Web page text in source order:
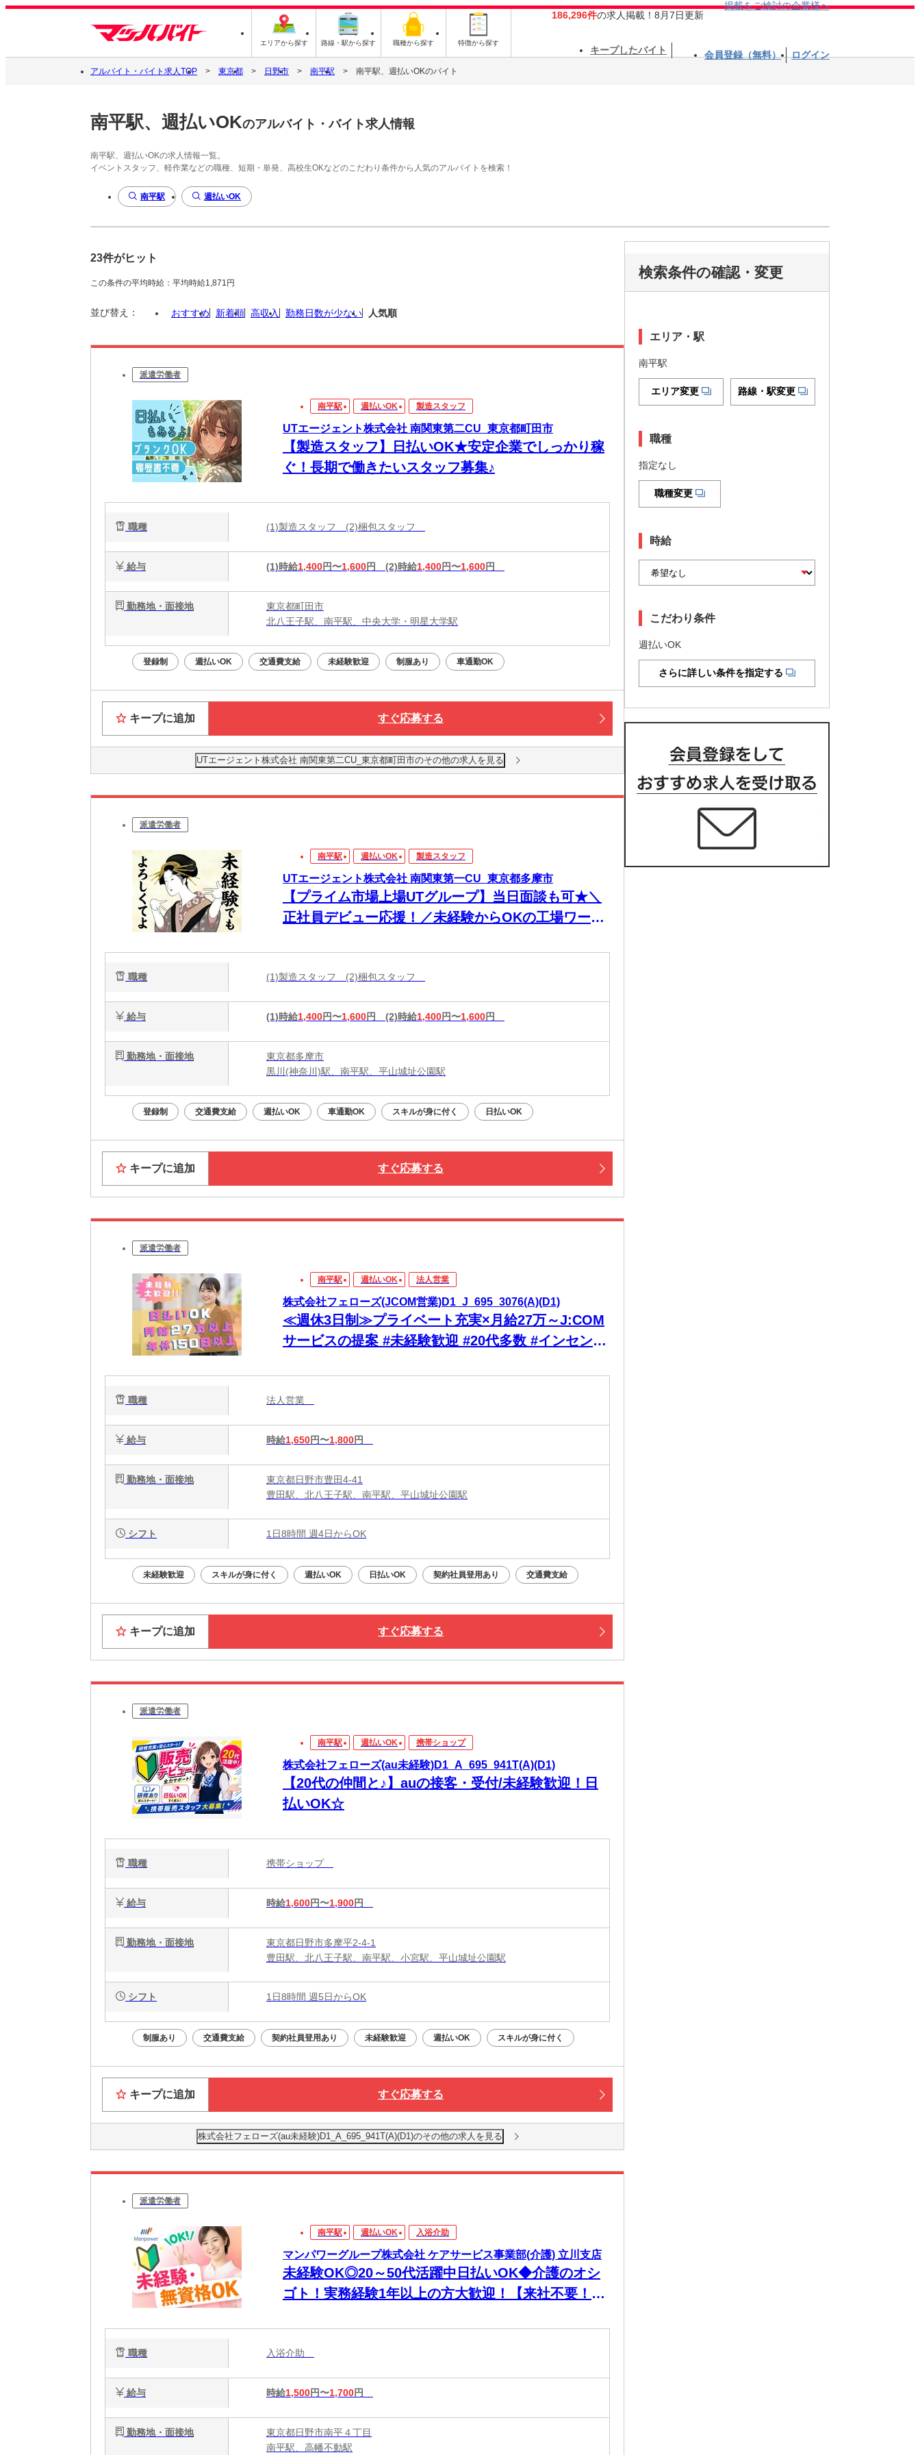
エリアから探す 路線・駅から探す 職種から探す 特徴から探す
186,296件の求人掲載！8月7日更新
掲載をご検討の企業様へ
キープしたバイト 会員登録（無料） ログイン
アルバイト・バイト求人TOP 東京都 日野市 南平駅 南平駅、週払いOKのバイト
南平駅、週払いOKのアルバイト・バイト求人情報
南平駅、週払いOKの求人情報一覧。
イベントスタッフ、軽作業などの職種、短期・単発、高校生OKなどのこだわり条件から人気のアルバイトを検索！
南平駅 週払いOK
23件がヒット
この条件の平均時給：平均時給1,871円
並び替え： おすすめ 新着順 高収入 勤務日数が少ない 人気順
派遣労働者
南平駅 週払いOK 製造スタッフ
UTエージェント株式会社 南関東第二CU_東京都町田市
【製造スタッフ】日払いOK★安定企業でしっかり稼
ぐ！長期で働きたいスタッフ募集♪
職種 (1)製造スタッフ (2)梱包スタッフ
給与 (1)時給1,400円〜1,600円 (2)時給1,400円〜1,600円
勤務地・面接地
東京都町田市
北八王子駅、南平駅、中央大学・明星大学駅
登録制 週払いOK 交通費支給 未経験歓迎 制服あり 車通勤OK
キープに追加 すぐ応募する
UTエージェント株式会社 南関東第二CU_東京都町田市のその他の求人を見る
派遣労働者
南平駅 週払いOK 製造スタッフ
UTエージェント株式会社 南関東第一CU_東京都多摩市
【プライム市場上場UTグループ】当日面談も可★＼
正社員デビュー応援！／未経験からOKの工場ワー
職種 (1)製造スタッフ (2)梱包スタッフ
給与 (1)時給1,400円〜1,600円 (2)時給1,400円〜1,600円
勤務地・面接地
東京都多摩市
黒川(神奈川)駅、南平駅、平山城址公園駅
登録制 交通費支給 週払いOK 車通勤OK スキルが身に付く 日払いOK
キープに追加 すぐ応募する
派遣労働者
南平駅 週払いOK 法人営業
株式会社フェローズ(JCOM営業)D1_J_695_3076(A)(D1)
≪週休3日制≫プライベート充実×月給27万～J:COM
サービスの提案 #未経験歓迎 #20代多数 #インセンテ
職種 法人営業
給与 時給1,650円〜1,800円
勤務地・面接地
東京都日野市豊田4-41
豊田駅、北八王子駅、南平駅、平山城址公園駅
シフト 1日8時間 週4日からOK
未経験歓迎 スキルが身に付く 週払いOK 日払いOK 契約社員登用あり 交通費支給
キープに追加 すぐ応募する
派遣労働者
南平駅 週払いOK 携帯ショップ
株式会社フェローズ(au未経験)D1_A_695_941T(A)(D1)
【20代の仲間と♪】auの接客・受付/未経験歓迎！日
払いOK☆
職種 携帯ショップ
給与 時給1,600円〜1,900円
勤務地・面接地
東京都日野市多摩平2-4-1
豊田駅、北八王子駅、南平駅、小宮駅、平山城址公園駅
シフト 1日8時間 週5日からOK
制服あり 交通費支給 契約社員登用あり 未経験歓迎 週払いOK スキルが身に付く
キープに追加 すぐ応募する
株式会社フェローズ(au未経験)D1_A_695_941T(A)(D1)のその他の求人を見る
派遣労働者
南平駅 週払いOK 入浴介助
マンパワーグループ株式会社 ケアサービス事業部(介護) 立川支店
未経験OK◎20～50代活躍中日払いOK◆介護のオシ
ゴト！実務経験1年以上の方大歓迎！【来社不要！
職種 入浴介助
給与 時給1,500円〜1,700円
勤務地・面接地
東京都日野市南平４丁目
南平駅、高幡不動駅
検索条件の確認・変更
エリア・駅
南平駅
エリア変更 路線・駅変更
職種
指定なし
職種変更
時給
こだわり条件
週払いOK
さらに詳しい条件を指定する